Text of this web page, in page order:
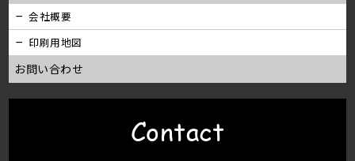
会社概要
印刷用地図
お問い合わせ
Contact